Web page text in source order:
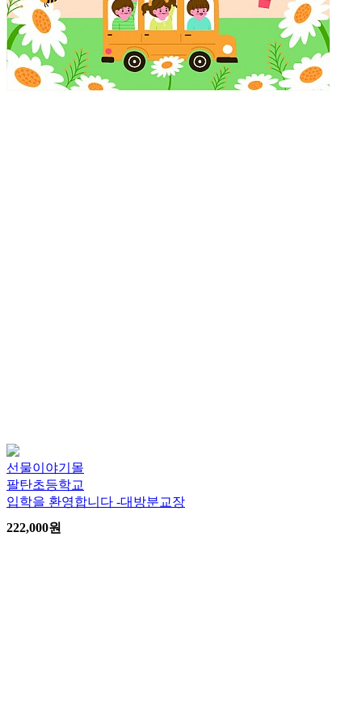
선물이야기몰
팔탄초등학교
입학을 환영합니다 -대방분교장
222,000원